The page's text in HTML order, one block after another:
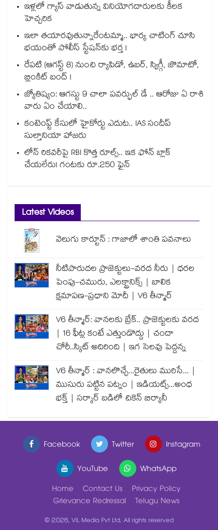
ఇళ్లలో గ్యాస్ వాడుతున్న వినియోగదారులకు కీలక
హెచ్చరిక
ఇలా తయారవుతున్నారేంటమ్మా.. భార్య చాటింగ్ చూసి
భయంతో పోలీస్ స్టేషన్⁫కు భర్త !
రేపటి (ఆగస్ట్ 8) నుంచి ర్యాపిడో, ఉబర్, స్విగ్గీ, జొమాటో,
బ్లింకిట్ బంద్ !
జ్యోతిష్యం: ఆగస్టు 9 చాలా పవర్ఫుల్ డే .. ఆరోజు ఏ రాశి
వారు ఏం చేయాలి..
కంటెంప్ట్ కేసులో హైకోర్టు ఎదుట.. IAS సందీప్
సుల్తానియా హాజరు
లోన్ రికవరీపై RBI కొత్త రూల్స్.. ఇక ఫోన్ బ్లాక్
చేయలేరు! గంటకు రూ.250 ఫైన్
Latest Videos
వెలుగు కార్టూన్ : గాజాలో శాంతి పవనాలు
నీటిపారుదల ప్రాజెక్టులు-వరద నీరు | ధరల
పెంపు-చమురు, ఎలక్ట్రానిక్స్ | బాలిక
క్షమాపణ-ప్రధాని మోదీ | V6 తీన్మార్
V6 తీన్మార్: వానలకు బ్రేక్.. ప్రాజెక్టులకు వరద
| 16 ఫీట్ల కంటే ఎత్తుండొద్దు | చందా
చోరీ..స్కిట్ అదిరింది | ఇగ సెలవు పెద్దన్న
V6 తీన్మార్ : వానలొచ్చే...రైతులు మురిసే... |
ముసురు పట్టిన పట్నం | ఇడియట్స్...అంధ
భక్త్ | సర్కార్ బడిలో చికెన్ బిర్యానీ
Facebook Twitter
Instagram
YouTube
WhatsApp
Home
Contact Us
Privacy Policy
Grievance Redressal
Telugu News
© 2026, VIL Media Pvt Ltd. All rights reserved